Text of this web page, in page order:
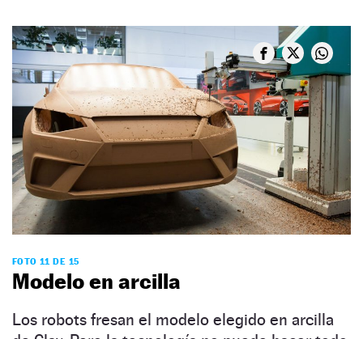
FOTO 11 DE 15
Modelo en arcilla
Los robots fresan el modelo elegido en arcilla